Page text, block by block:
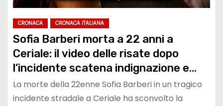
CRONACA CRONACA ITALIANA
Sofia Barberi morta a 22 anni a
Ceriale: il video delle risate dopo
l’incidente scatena indignazione e
polemiche
La morte della 22enne Sofia Barberi in un tragico
incidente stradale a Ceriale ha sconvolto la